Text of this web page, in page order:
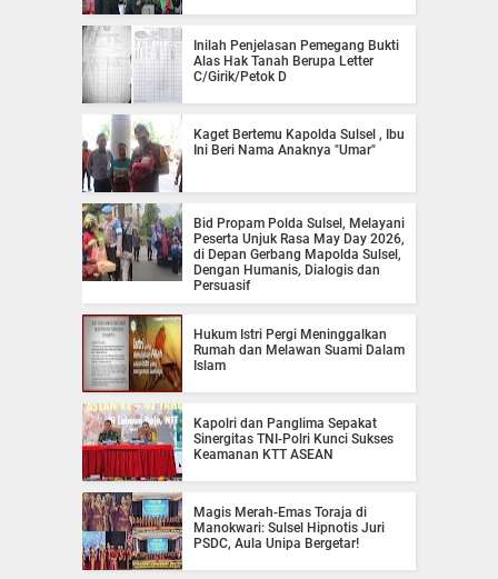
Inilah Penjelasan Pemegang Bukti
Alas Hak Tanah Berupa Letter
C/Girik/Petok D
Kaget Bertemu Kapolda Sulsel , Ibu
Ini Beri Nama Anaknya "Umar"
Bid Propam Polda Sulsel, Melayani
Peserta Unjuk Rasa May Day 2026,
di Depan Gerbang Mapolda Sulsel,
Dengan Humanis, Dialogis dan
Persuasif
Hukum Istri Pergi Meninggalkan
Rumah dan Melawan Suami Dalam
Islam
Kapolri dan Panglima Sepakat
Sinergitas TNI-Polri Kunci Sukses
Keamanan KTT ASEAN
Magis Merah-Emas Toraja di
Manokwari: Sulsel Hipnotis Juri
PSDC, Aula Unipa Bergetar!